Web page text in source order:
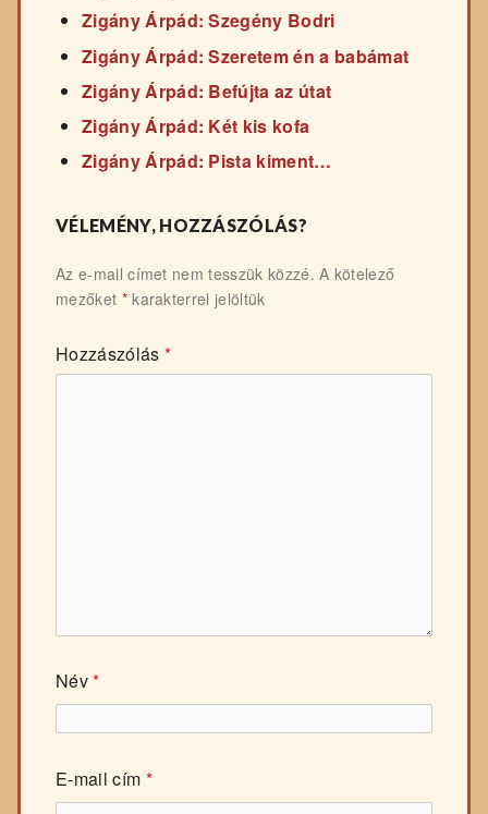
Zigány Árpád: Szegény Bodri
Zigány Árpád: Szeretem én a babámat
Zigány Árpád: Befújta az útat
Zigány Árpád: Két kis kofa
Zigány Árpád: Pista kiment…
VÉLEMÉNY, HOZZÁSZÓLÁS?
Az e-mail címet nem tesszük közzé. A kötelező
mezőket *karakterrel jelöltük
Hozzászólás *
Név*
E-mail cím *